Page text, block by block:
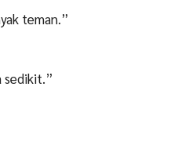
teman.”
sedikit.”